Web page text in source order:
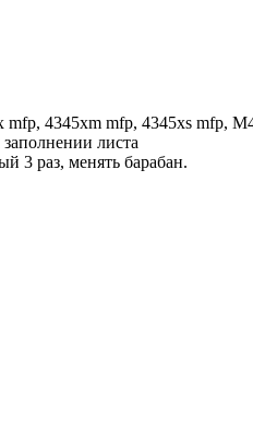
mfp, 4345xm mfp, 4345xs mfp,
листа
3 раз, менять барабан.